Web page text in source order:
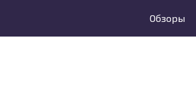
Обзоры